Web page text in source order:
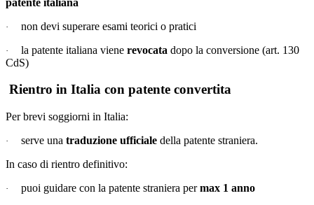
· non devi superare esami teorici o pratici
· la patente italiana viene revocata dopo la conversione (art. 130
CdS)
Rientro in Italia con patente convertita
Per brevi soggiorni in Italia:
· serve una traduzione ufficiale della patente straniera.
In caso di rientro definitivo:
· puoi guidare con la patente straniera permax 1 anno